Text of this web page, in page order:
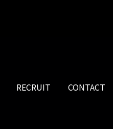
RECRUIT CONTACT